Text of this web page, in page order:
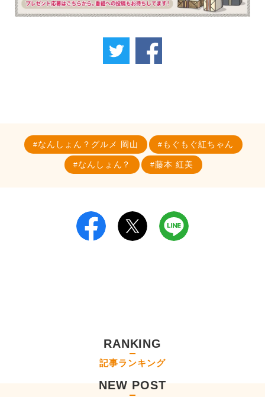
なんしょん？グルメ 岡山 もぐもぐ紅ちゃん
なんしょん？ 藤本 紅美
RANKING
記事ランキング
NEW POST